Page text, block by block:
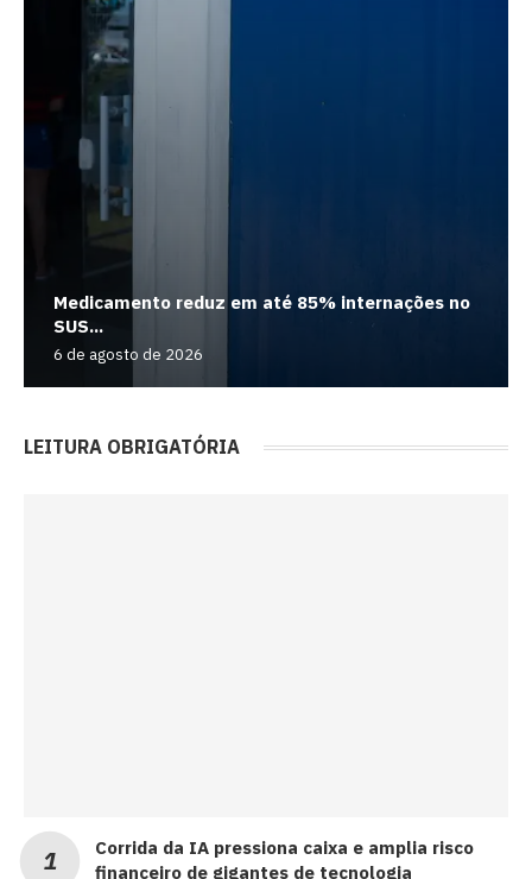
Medicamento reduz em até 85% internações no
SUS...
6 de agosto de 2026
LEITURA OBRIGATÓRIA
Corrida da IA pressiona caixa e amplia risco
financeiro de gigantes de tecnologia